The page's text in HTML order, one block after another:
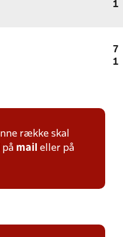
1
7
1
række skal
mail eller på